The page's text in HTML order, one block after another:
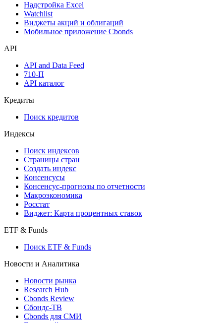
Надстройка Excel
Watchlist
Виджеты акций и облигаций
Мобильное приложение Cbonds
API
API and Data Feed
710-П
API каталог
Кредиты
Поиск кредитов
Индексы
Поиск индексов
Страницы стран
Создать индекс
Консенсусы
Консенсус-прогнозы по отчетности
Макроэкономика
Росстат
Виджет: Карта процентных ставок
ETF & Funds
Поиск ETF & Funds
Новости и Аналитика
Новости рынка
Research Hub
Cbonds Review
Сбондс-ТВ
Cbonds для СМИ